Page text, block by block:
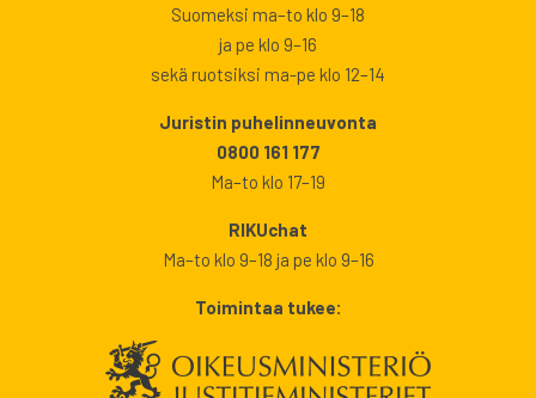
Suomeksi ma–to klo 9–18
ja pe klo 9–16
sekä ruotsiksi ma-pe klo 12–14
Juristin puhelinneuvonta
0800 161 177
Ma–to klo 17–19
RIKUchat
Ma–to klo 9–18 ja pe klo 9–16
Toimintaa tukee: